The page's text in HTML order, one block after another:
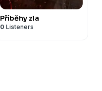
Příběhy zla
0 Listeners